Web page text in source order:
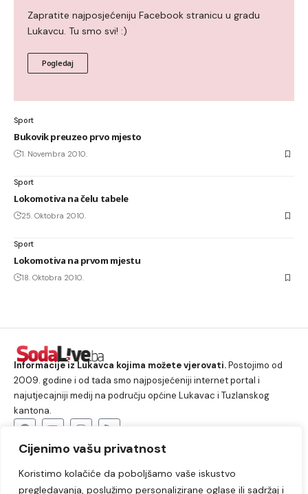
Cijenimo vašu privatnost
Koristimo kolačiće da poboljšamo vaše iskustvo
pregledavanja, poslužimo personalizirane oglase ili sadržaj i
Zapratite najposjećeniju Facebook stranicu u gradu
Lukavcu. Tu smo svi! :)
Pogledaj
Sport
Bukovik preuzeo prvo mjesto
1. Novembra 2010.
Sport
Lokomotiva na čelu tabele
25. Oktobra 2010.
Sport
Lokomotiva na prvom mjestu
18. Oktobra 2010.
Informacije iz Lukavca kojima možete vjerovati.Postojimo od
2009. godine i od tada smo najposjećeniji internet portal i
najutjecajniji medij na području općine Lukavac i Tuzlanskog
kantona.
Lukavac Društvo Crna hronika
Sport